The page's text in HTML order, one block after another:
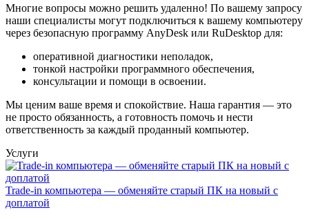
Многие вопросы можно решить удаленно! По вашему запросу
наши специалисты могут подключиться к вашему компьютеру
через безопасную программу AnyDesk или RuDesktop для:
оперативной диагностики неполадок,
тонкой настройки программного обеспечения,
консультации и помощи в освоении.
Мы ценим ваше время и спокойствие. Наша гарантия — это
не просто обязанность, а готовность помочь и нести
ответственность за каждый проданный компьютер.
Услуги
Trade-in компьютера — обменяйте старый ПК на новый с
доплатой